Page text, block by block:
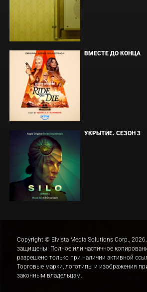
ВМЕСТЕ ДО КОНЦА
УКРЫТИЕ. СЕЗОН 3
Copyright © Elvista Media Solutions Corp.,
защищены. Полное или частичное
разрешено только при наличии активной
Торговые марки, логотипы и изображения
законным владельцам.